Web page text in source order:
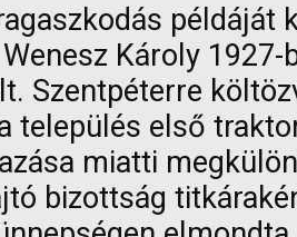
példáját
Károly
Szentpéterre
település első
miatti
bizottság